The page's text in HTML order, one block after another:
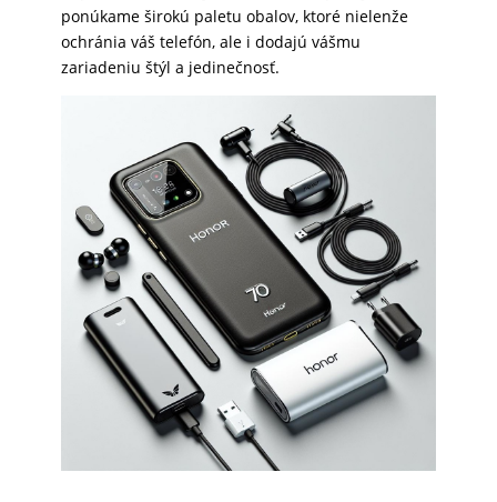
NABÍJANIE
PRODUKTY
PRÍSLUŠENSTVO
ponúkame širokú paletu obalov, ktoré nielenže
ochránia váš telefón, ale i dodajú vášmu
zariadeniu štýl a jedinečnosť.